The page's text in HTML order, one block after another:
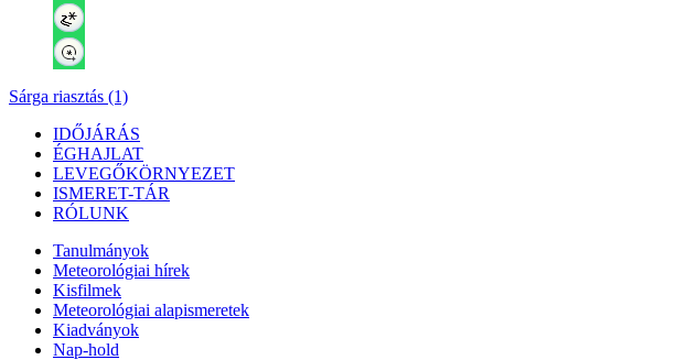
Sárga riasztás (1)
IDŐJÁRÁS
ÉGHAJLAT
LEVEGŐKÖRNYEZET
ISMERET-TÁR
RÓLUNK
Tanulmányok
Meteorológiai hírek
Kisfilmek
Meteorológiai alapismeretek
Kiadványok
Nap-hold